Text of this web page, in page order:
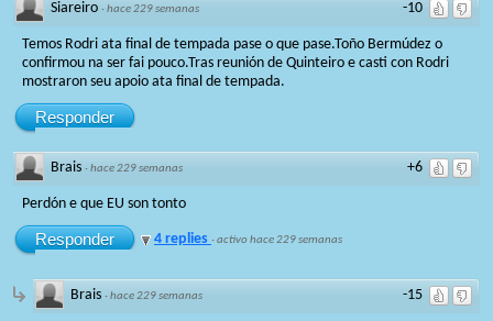
-10
Siareiro ·hace 229 semanas
Temos Rodri ata final de tempada pase o que pase.Toño Bermúdez o
confirmou na ser fai pouco.Tras reunión de Quinteiro e casti con Rodri
mostraron seu apoio ata final de tempada.
Responder
+6
Brais ·hace 229 semanas
Perdón e que EU son tonto
Responder 4 replies ·activo hace 229 semanas
-15
Brais ·hace 229 semanas